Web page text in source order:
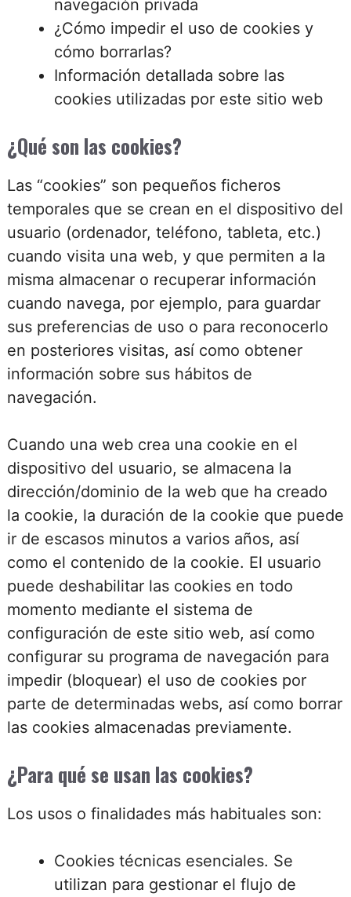
navegación privada
¿Cómo impedir el uso de cookies y
cómo borrarlas?
Información detallada sobre las
cookies utilizadas por este sitio web
¿Qué son las cookies?
Las “cookies” son pequeños ficheros
temporales que se crean en el dispositivo del
usuario (ordenador, teléfono, tableta, etc.)
cuando visita una web, y que permiten a la
misma almacenar o recuperar información
cuando navega, por ejemplo, para guardar
sus preferencias de uso o para reconocerlo
en posteriores visitas, así como obtener
información sobre sus hábitos de
navegación.
Cuando una web crea una cookie en el
dispositivo del usuario, se almacena la
dirección/dominio de la web que ha creado
la cookie, la duración de la cookie que puede
ir de escasos minutos a varios años, así
como el contenido de la cookie. El usuario
puede deshabilitar las cookies en todo
momento mediante el sistema de
configuración de este sitio web, así como
configurar su programa de navegación para
impedir (bloquear) el uso de cookies por
parte de determinadas webs, así como borrar
las cookies almacenadas previamente.
¿Para qué se usan las cookies?
Los usos o finalidades más habituales son:
Cookies técnicas esenciales. Se
utilizan para gestionar el flujo de